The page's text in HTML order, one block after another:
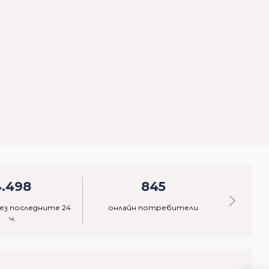
последните 24
ч.
845
онлайн потребители